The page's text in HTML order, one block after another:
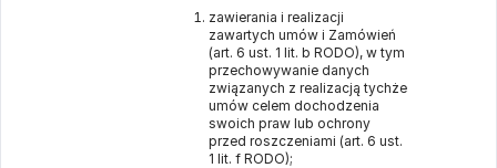
zawierania i realizacji
zawartych umów i Zamówień
(art. 6 ust. 1 lit. b RODO), w tym
przechowywanie danych
związanych z realizacją tychże
umów celem dochodzenia
swoich praw lub ochrony
przed roszczeniami (art. 6 ust.
1 lit. f RODO);